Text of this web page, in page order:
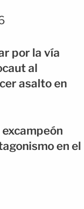
por la vía
al
asalto en
en el